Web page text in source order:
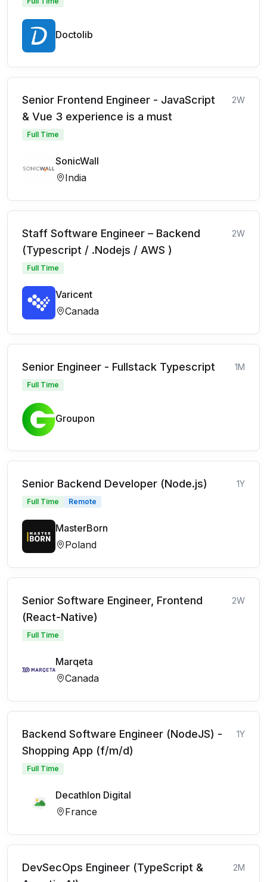
Doctolib
Senior Frontend Engineer - JavaScript
& Vue 3 experience is a must
2W
Full Time
SonicWall
India
Staff Software Engineer – Backend
(Typescript / .Nodejs / AWS )
2W
Full Time
Varicent
Canada
Senior Engineer - Fullstack Typescript 1M
Full Time
Groupon
Senior Backend Developer (Node.js) 1Y
Full Time Remote
MasterBorn
Poland
Senior Software Engineer, Frontend
(React-Native)
2W
Full Time
Marqeta
Canada
Backend Software Engineer (NodeJS) -
Shopping App (f/m/d)
1Y
Full Time
Decathlon Digital
France
DevSecOps Engineer (TypeScript &
2M